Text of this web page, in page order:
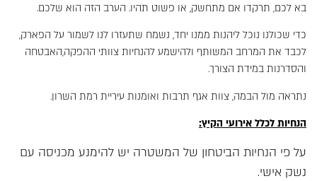
בא לכם, תרקדו אם מתחשק, או פשוט תהיו. הערב הזה הוא שלכם.
כדי שכולנו נוכל ליהנות ממנו יחד, נשמח שתעזרו לנו לשמור על הפארק,
לכבד את המרחב המשותף ולהישמע להנחיות צוותי ההפקה,האבטחה
והסדרנות במידת הצורך.
נתראה מול הבמה, צוות אגף תרבות ואומנות עיריית רמת השרון.
הנחיות לכלל אירועי הקיץ:
על פי הנחיות הביטחון של המשטרה יש להימנע מכניסה עם
נשק אישי.